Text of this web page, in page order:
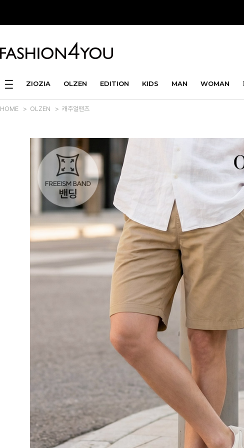
ZIOZIA OLZEN EDITION KIDS MAN WOMAN
HOME > OLZEN > 캐주얼팬츠